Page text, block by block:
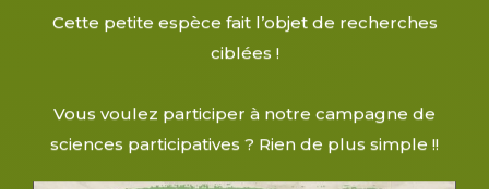
Cette petite espèce fait l’objet de recherches
ciblées !
Vous voulez participer à notre campagne de
sciences participatives ? Rien de plus simple !!